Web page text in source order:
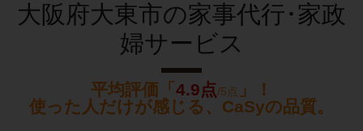
大阪府大東市の家事代行･家政
婦サービス
平均評価「 4.9点/5点
」！
使った人だけが感じる、CaSyの品質。